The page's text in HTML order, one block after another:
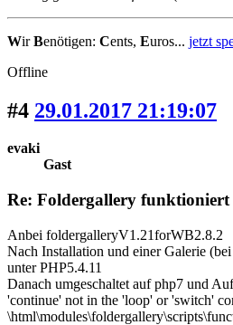
WirBenötigen: Cents, Euros... jetzt
Offline
#4 29.01.2017 21:19:07
evaki
Gast
Re: Foldergallery
Anbei foldergalleryV1.21forWB2.8.2
Nach Installation und einer Galerie
unter PHP5.4.11
Danach umgeschaltet auf php7 und
'continue' not in the 'loop' or 'switch'